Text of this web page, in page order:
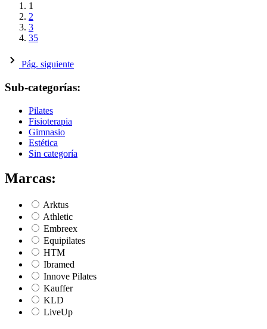
1
2
3
35
Pág. siguiente
Sub-categorías:
Pilates
Fisioterapia
Gimnasio
Estética
Sin categoría
Marcas:
Arktus
Athletic
Embreex
Equipilates
HTM
Ibramed
Innove Pilates
Kauffer
KLD
LiveUp